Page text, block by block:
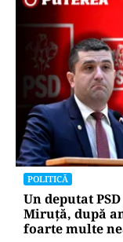
POLITICĂ
Un deputat
Miruță, după
foarte multe